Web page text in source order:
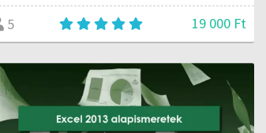
5 19 000 Ft